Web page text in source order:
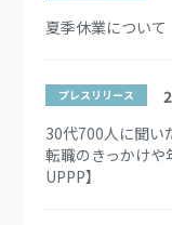
夏季休業について
プレスリリース
30代700人に聞い
転職のきっかけ
UPPP】